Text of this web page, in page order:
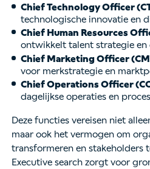
Chief Technology Officer
technologische innovatie en
Chief Human Resources
ontwikkelt talent strategie
Chief Marketing Officer
voor merkstrategie en
Chief Operations Officer
dagelijkse operaties en
Deze functies vereisen niet
maar ook het vermogen om
transformeren en stakeholders
Executive search zorgt voor